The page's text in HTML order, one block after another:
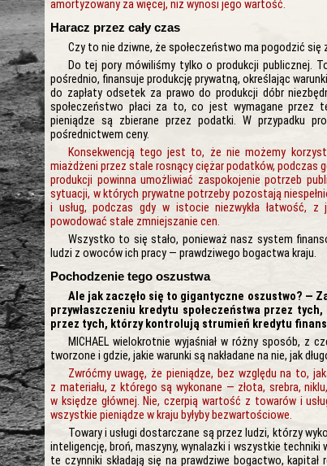
amortyzowany za więcej, niż wynosi jego wartość.
Haracz przez cały czas
Czy to nie dziwne, że społeczeństwo ma pogodzić się
Do tej pory mówiliśmy tylko o produkcji publicznej.
pośrednio, finansuje produkcję prywatną, określając
do zapłaty odsetek za prawo do produkcji dóbr
społeczeństwo płaci za to, co jest wymagane przez
pieniądze są zbierane przez podatki. W przypadku
pośrednictwem ceny.
Konsekwencją tego jest to, że nie możemy
miażdżeni przez stale rosnący ciężar podatków, podczas
produkcji powinna umożliwiać zaspokojenie potrzeb
sytuacji, w których prywatne potrzeby pozostają
i usług, podczas gdy w istocie niezwykła łatwość, z
powodować stałe zmniejszanie cen.
Wszystko to się stało, ponieważ nasz system
ludzi z owoców ich pracy — prawdziwego bogactwa kraju.
Pochodzenie tego oszustwa
Ale jak zaczęło się to gigantyczne oszustwo? —
przywłaszczeniu kredytu społeczeństwa przez
przez tych, którzy kontrolują strumień kredytu
MICHAEL wielokrotnie wyjaśniał w różny sposób, z
tworzone i gdzie, jakie warunki są nakładane na nie, jak
Zwróćmy uwagę, że pieniądze, bez względu na to,
z materiału, z którego są wykonane — złota, srebra,
w księdze głównej. Nie, czerpią wartość z towarów i
wszystkie pieniądze w kraju byłyby bezwartościowe.
Towary i usługi dostarczane są przez ludzi, którzy
inteligencję, broń, maszyny, wynalazki i wszystkie
te czynniki składają się na prawdziwe bogactwo,